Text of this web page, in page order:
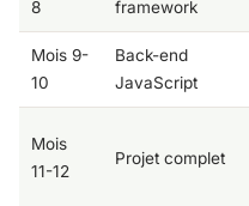
8
framework
Mois 9-
10
Back-end
JavaScript
Mois
11-12
Projet complet